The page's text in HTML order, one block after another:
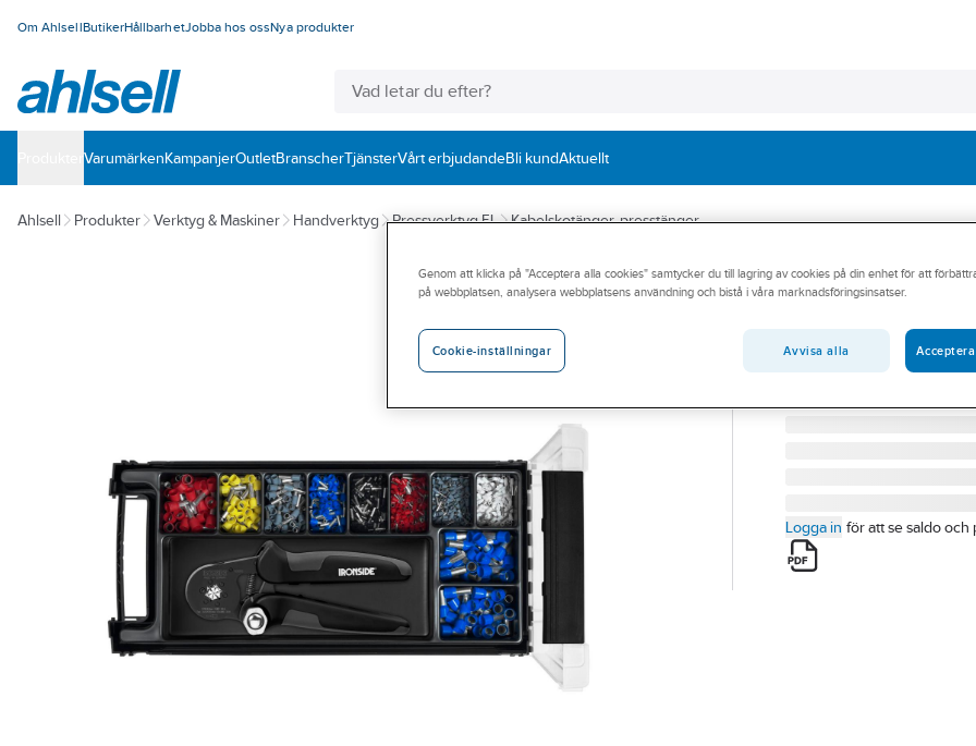
Om AhlsellButikerHållbarhetJobba hos ossNya produkter
VarumärkenKampanjerOutletBranscherTjänsterVårt erbjudandeBli kundAktuellt
Ahlsell Produkter Verktyg & Maskiner Handverktyg Pressverktyg EL Kabelskotänger, presstänger
IRONSIDE
ÄNDHYLSTÅNGSSATS
Artikelnummer:
62066946
103066
Logga in för att se saldo och
Genom att klicka på "Acceptera alla cookies" samtycker du till lagring av cookies på din enhet för att
på webbplatsen, analysera webbplatsens användning och bistå i våra marknadsföringsinsatser.
Cookie-inställningar Avvisa alla